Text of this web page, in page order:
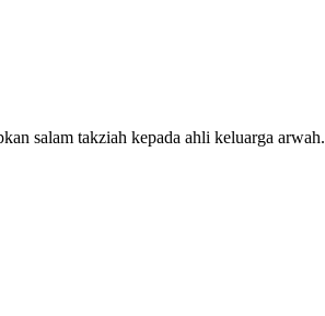
salam takziah kepada ahli keluarga arwah.